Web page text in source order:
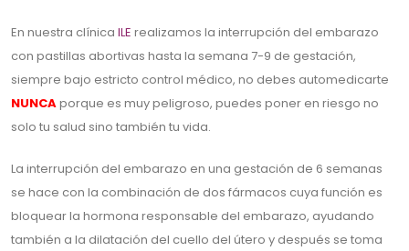
En nuestra clínica ILE realizamos la interrupción del embarazo
con pastillas abortivas hasta la semana 7-9 de gestación,
siempre bajo estricto control médico, no debes automedicarte
NUNCAporque es muy peligroso, puedes poner en riesgo no
solo tu salud sino también tu vida.
La interrupción del embarazo en una gestación de 6 semanas
se hace con la combinación de dos fármacos cuya función es
bloquear la hormona responsable del embarazo, ayudando
también a la dilatación del cuello del útero y después se toma